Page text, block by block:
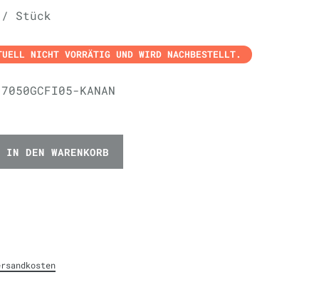
Stück
NICHT VORRÄTIG UND WIRD NACHBESTELLT.
KANAN
IN DEN WARENKORB